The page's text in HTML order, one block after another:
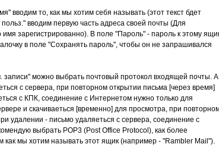
то, как мы хотим себя называть (этот текст бдет
вводим первую часть адреса своей почты (Для
имя зарегистрированно). В поле "Пароль" - пароль к этому
в поле "Сохранять пароль", чтобы он не запрашивался
можно выбрать почтовый протокол входящей почты. А
с сервера, при повторном открытии письма [через время]
с КПК, соединение с Интернетом нужно только для
и скачиваеться [временно] для просмотра, при
удалении - письмо удаляеться с сервера, соединение с
выбрать POP3 (Post Office Protocol), как более
мы хотим называть этот ящик (например - "Rambler Mail").